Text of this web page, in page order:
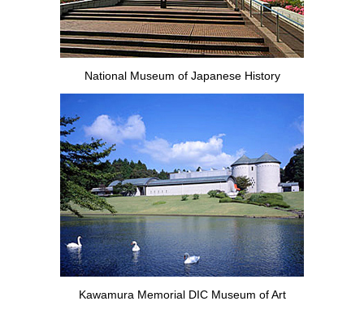
National Museum of Japanese History
Kawamura Memorial DIC Museum of Art